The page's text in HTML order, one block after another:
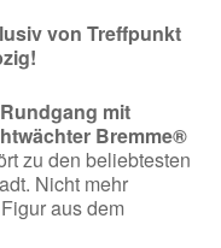
von Treffpunkt
Rundgang mit
Bremme®
zu den beliebtesten
Nicht mehr
aus dem